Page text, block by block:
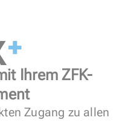
Ihrem ZFK-
Zugang zu allen